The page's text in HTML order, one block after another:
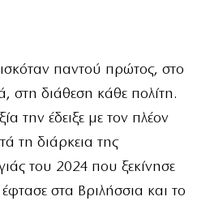
παντού πρώτος, στο
στη διάθεση κάθε πολίτη.
την έδειξε με τον πλέον
τη διάρκεια της
του 2024 που ξεκίνησε
στα Βριλήσσια και το